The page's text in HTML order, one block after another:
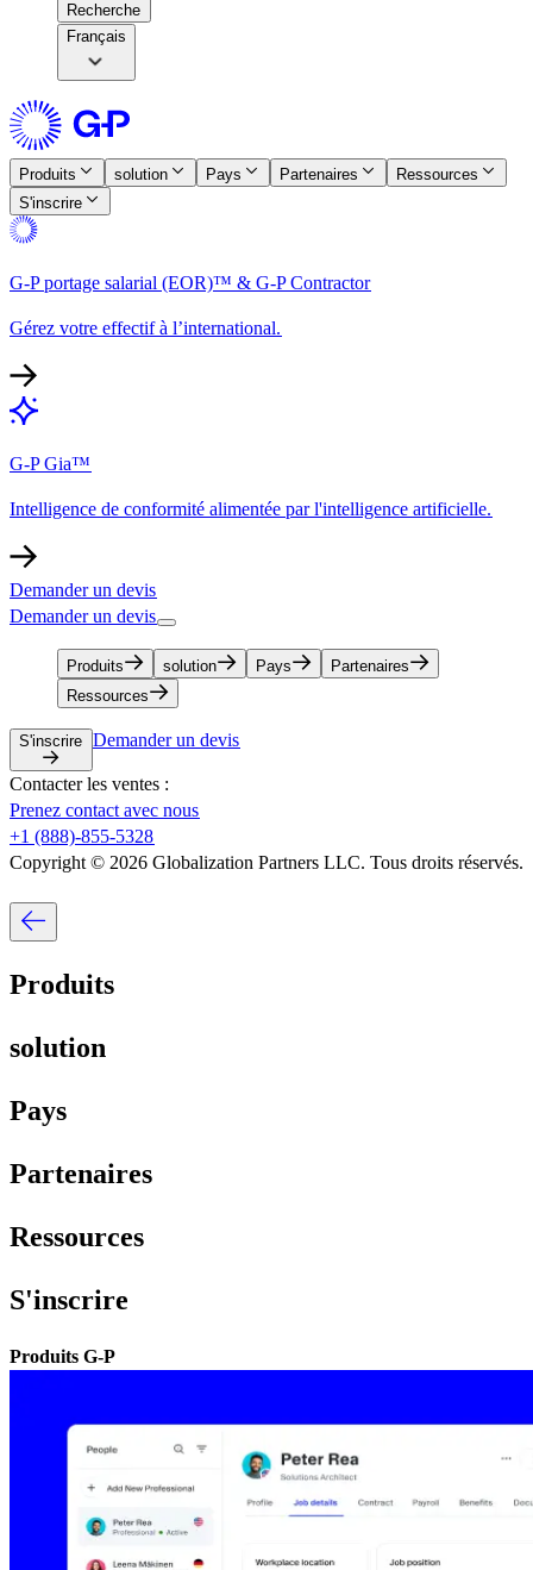
Recherche​​
Français
Produits​​ solution​​ Pays​​ Partenaires​​
Ressources​​
S'inscrire​​
G-P portage salarial (EOR)™ & G-P Contractor​​
Gérez votre effectif à l’international.​​
G-P Gia™​​
Intelligence de conformité alimentée par l'intelligence artificielle.​​
Demander un devis​​
Demander un devis​​
Produits​​ solution​​ Pays​​
Partenaires​​
Ressources​​
S'inscrire​​ Demander un devis​​
Contacter les ventes :​​
Prenez contact avec nous​​
+1 (888)-855-5328​​
Copyright © 2026 Globalization Partners LLC. Tous droits réservés.​​
Produits​​
solution​​
Pays​​
Partenaires​​
Ressources​​
S'inscrire​​
Produits G-P​​